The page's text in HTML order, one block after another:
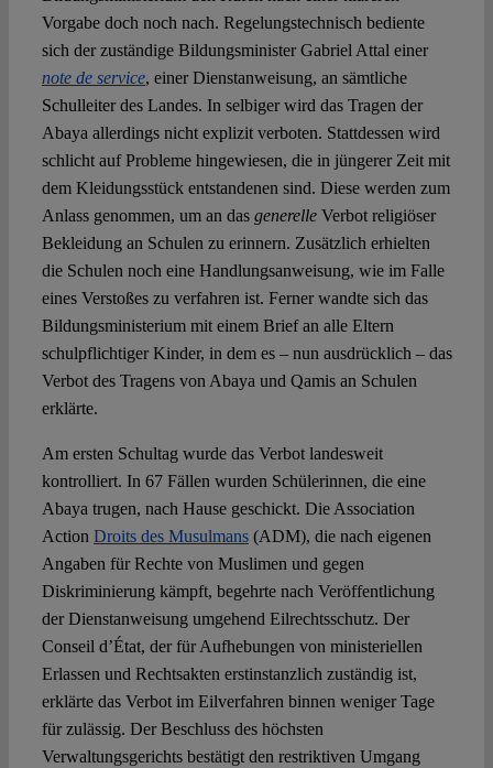
Vorgabe doch noch nach. Regelungstechnisch bediente
sich der zuständige Bildungsminister Gabriel Attal einer
note de service, einer Dienstanweisung, an sämtliche
Schulleiter des Landes. In selbiger wird das Tragen der
Abaya allerdings nicht explizit verboten. Stattdessen wird
schlicht auf Probleme hingewiesen, die in jüngerer Zeit mit
dem Kleidungsstück entstandenen sind. Diese werden zum
Anlass genommen, um an das generelleVerbot religiöser
Bekleidung an Schulen zu erinnern. Zusätzlich erhielten
die Schulen noch eine Handlungsanweisung, wie im Falle
eines Verstoßes zu verfahren ist. Ferner wandte sich das
Bildungsministerium mit einem Brief an alle Eltern
schulpflichtiger Kinder, in dem es – nun ausdrücklich – das
Verbot des Tragens von Abaya und Qamis an Schulen
erklärte.
Am ersten Schultag wurde das Verbot landesweit
kontrolliert. In 67 Fällen wurden Schülerinnen, die eine
Abaya trugen, nach Hause geschickt. Die Association
Action Droits des Musulmans(ADM), die nach eigenen
Angaben für Rechte von Muslimen und gegen
Diskriminierung kämpft, begehrte nach Veröffentlichung
der Dienstanweisung umgehend Eilrechtsschutz. Der
Conseil d’État, der für Aufhebungen von ministeriellen
Erlassen und Rechtsakten erstinstanzlich zuständig ist,
erklärte das Verbot im Eilverfahren binnen weniger Tage
für zulässig. Der Beschluss des höchsten
Verwaltungsgerichts bestätigt den restriktiven Umgang